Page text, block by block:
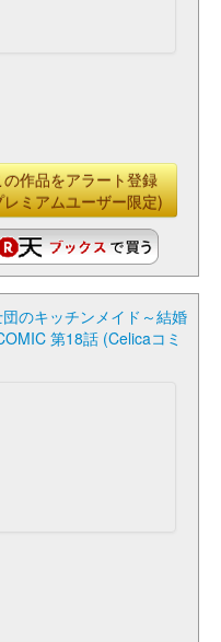
の作品をアラート登録
レミアムユーザー限定)
のキッチンメイド～結婚
第18話 (Celicaコミ